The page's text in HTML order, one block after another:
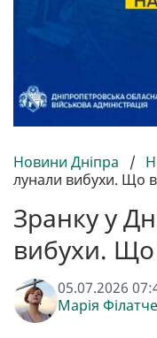
Новини Дніпра /
лунали вибухи. Що
Зранку у
вибухи. Що
05.07.2026
Марія